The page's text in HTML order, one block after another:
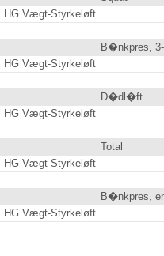
HG Vægt-Styrkeløft
B�nkpres,
HG Vægt-Styrkeløft
D�dl�ft
HG Vægt-Styrkeløft
Total
HG Vægt-Styrkeløft
B�nkpres,
HG Vægt-Styrkeløft